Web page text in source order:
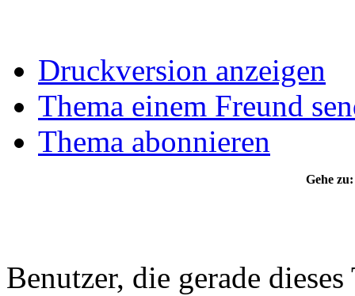
Druckversion anzeigen
Thema einem Freund
Thema abonnieren
Gehe zu:
Benutzer, die gerade